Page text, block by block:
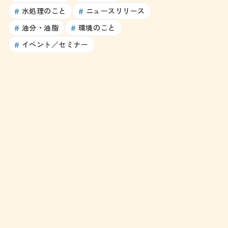
水処理のこと
ニュースリリース
油分・油脂
環境のこと
イベント／セミナー